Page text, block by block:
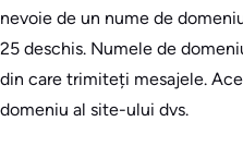
nevoie de un nume de
25 deschis. Numele de
din care trimiteți mesajele.
domeniu al site-ului dvs.